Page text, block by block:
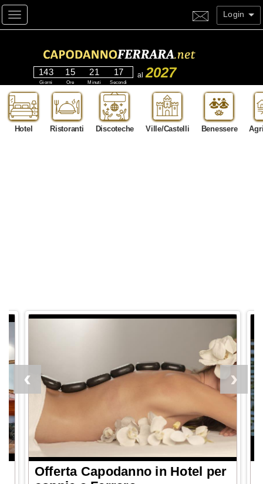
Toggle navigation Login
143
Giorni
15
Ore
21
Minuti
15
Secondi
al 2027
Hotel Ristoranti Discoteche Ville/Castelli Benessere
Offerta Capodanno in Hotel per